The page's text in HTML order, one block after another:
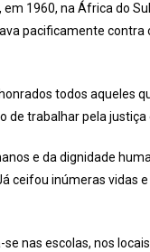
1960, na África do
pacificamente contra
todos aqueles
trabalhar pela justiça
e da dignidade
ceifou inúmeras vidas
nas escolas, nos